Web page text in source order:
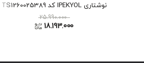
نوشتاری IPEKYOL کد TS1260025389
25.990.000
18.193.000